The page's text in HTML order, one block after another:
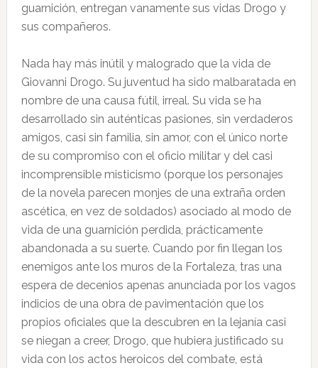
guarnición, entregan vanamente sus vidas Drogo y
sus compañeros.
Nada hay más inútil y malogrado que la vida de
Giovanni Drogo. Su juventud ha sido malbaratada en
nombre de una causa fútil, irreal. Su vida se ha
desarrollado sin auténticas pasiones, sin verdaderos
amigos, casi sin familia, sin amor, con el único norte
de su compromiso con el oficio militar y del casi
incomprensible misticismo (porque los personajes
de la novela parecen monjes de una extraña orden
ascética, en vez de soldados) asociado al modo de
vida de una guarnición perdida, prácticamente
abandonada a su suerte. Cuando por fin llegan los
enemigos ante los muros de la Fortaleza, tras una
espera de decenios apenas anunciada por los vagos
indicios de una obra de pavimentación que los
propios oficiales que la descubren en la lejanía casi
se niegan a creer, Drogo, que hubiera justificado su
vida con los actos heroicos del combate, está